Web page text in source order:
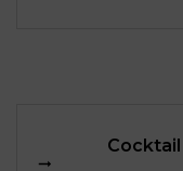
Cocktail